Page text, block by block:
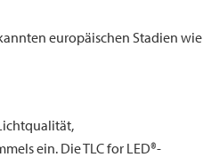
europäischen Stadien wie
ein. Die TLC for LED®-